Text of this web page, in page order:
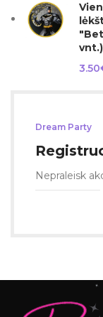
vnt.)
3.50
Dream Party
Nepraleisk